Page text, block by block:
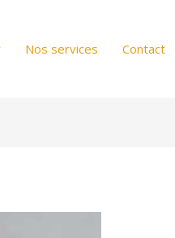
Nos services Contact